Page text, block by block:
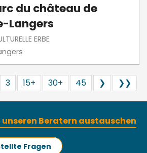
du château de
Langers
ERBE
3 15+ 30+ 45 ❯ ❯❯
unseren Beratern austauschen
Fragen